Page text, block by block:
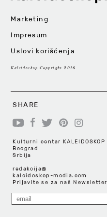
Marketing
Impresum
Uslovi korišćenja
Kaleidoskop Copyright 2016.
SHARE
Kulturni centar KALEIDOSKOP
Beograd
Srbija
redakcija@
kaleidoskop-media.com
Prijavite se za naš Newsletter